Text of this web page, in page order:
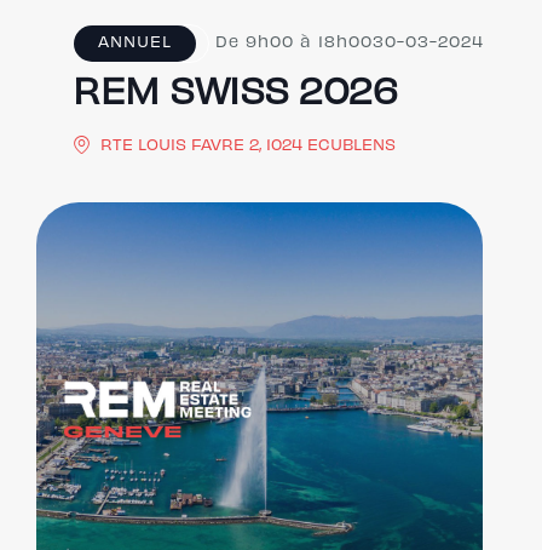
ANNUEL De 9h00 à 18h0030-03-2024
REM SWISS 2026
RTE LOUIS FAVRE 2, 1024 ECUBLENS